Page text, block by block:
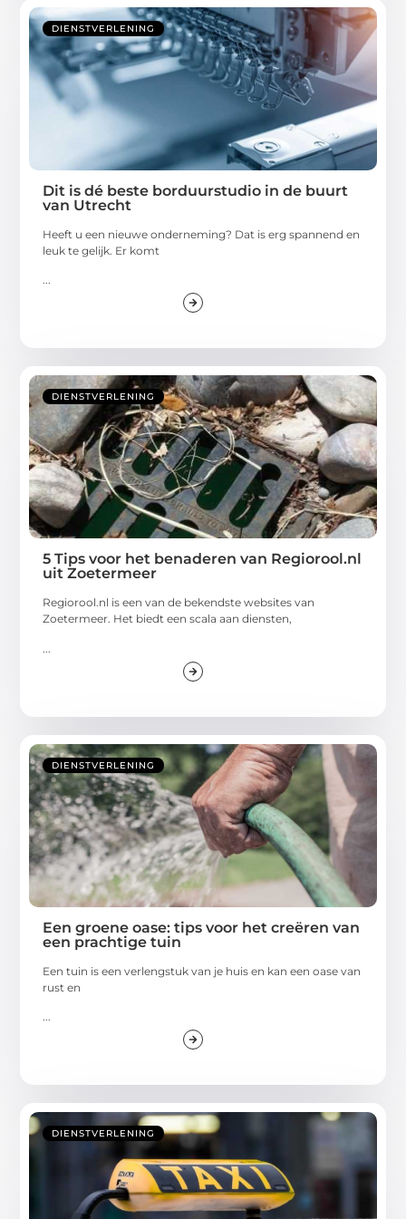
DIENSTVERLENING
Dit is dé beste borduurstudio in de buurt
van Utrecht
Heeft u een nieuwe onderneming? Dat is erg spannend en
leuk te gelijk. Er komt
...
DIENSTVERLENING
5 Tips voor het benaderen van Regiorool.nl
uit Zoetermeer
Regiorool.nl is een van de bekendste websites van
Zoetermeer. Het biedt een scala aan diensten,
DIENSTVERLENING
Een groene oase: tips voor het creëren van
een prachtige tuin
Een tuin is een verlengstuk van je huis en kan een oase van
rust en
...
DIENSTVERLENING